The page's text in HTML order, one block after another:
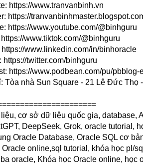
https://www.tranvanbinh.vn
https://
https://www.youtube.com/@binhguru
https://www.tiktok.com/@binhguru
https://www.linkedin.com/in/binhoracle
https://twitter.com/binhguru
https://www.podbean.com/pu/pbblog-
Tòa nhà Sun Square - 21 Lê Đức
cơ sở dữ liệu quốc gia, database,
DeepSeek, Grok, oracle tutorial,
Oracle Database, Oracle SQL cơ
Oracle online,sql tutorial, khóa học pl/
oracle, Khóa học Oracle online,